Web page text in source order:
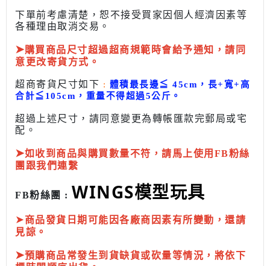
下單前考慮清楚，恕不接受買家因個人經濟因素等
各種理由取消交易。
➤購買商品尺寸超過超商規範時會給予通知，請同
意更改寄貨方式。
超商寄貨尺寸如下 : 體積最長邊≦ 45cm，長+寬+高
合計≦ 105cm， 重量不得超過5公斤 。
超過上述尺寸，請同意變更為轉帳匯款完郵局或宅
配 。
➤如收到商品與購買數量不符，請馬上使用FB粉絲
團跟我們連繫
FB粉絲團 : WINGS模型玩具
➤商品發貨日期可能因各廠商因素有所變動，還請
見諒。
➤預購商品常發生到貨缺貨或砍量等情況，將依下